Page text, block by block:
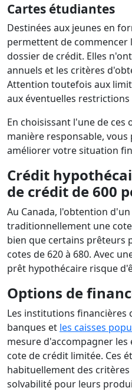
Cartes étudiantes
Destinées aux jeunes en
permettent de commencer
dossier de crédit. Elles
annuels et les critères
Attention toutefois aux
aux éventuelles
En choisissant l'une de
manière responsable,
améliorer votre situation
Crédit
de crédit de 600
Au Canada, l'obtention
traditionnellement une
bien que certains prêteurs
cotes de 620 à 680. Avec
prêt hypothécaire risque
Options de
Les institutions financières
banques et les caisses
mesure d'accompagner
cote de crédit limitée. Ces
habituellement des
solvabilité pour leurs